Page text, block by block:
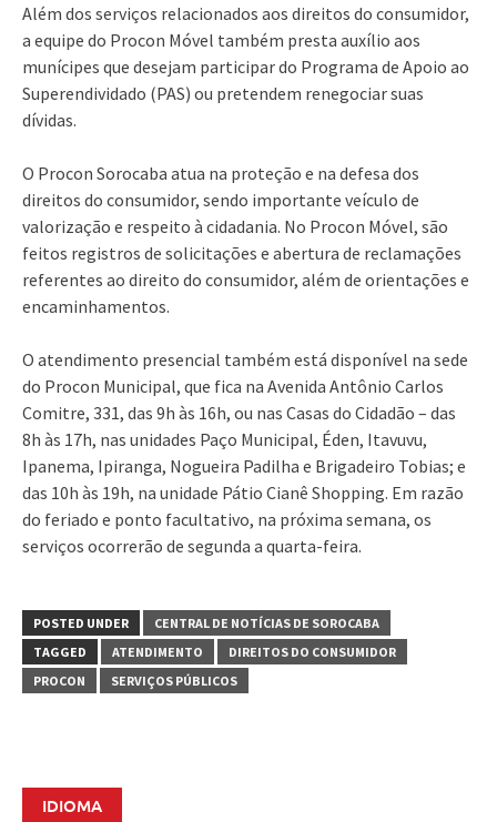
Além dos serviços relacionados aos direitos do consumidor,
a equipe do Procon Móvel também presta auxílio aos
munícipes que desejam participar do Programa de Apoio ao
Superendividado (PAS) ou pretendem renegociar suas
dívidas.
O Procon Sorocaba atua na proteção e na defesa dos
direitos do consumidor, sendo importante veículo de
valorização e respeito à cidadania. No Procon Móvel, são
feitos registros de solicitações e abertura de reclamações
referentes ao direito do consumidor, além de orientações e
encaminhamentos.
O atendimento presencial também está disponível na sede
do Procon Municipal, que fica na Avenida Antônio Carlos
Comitre, 331, das 9h às 16h, ou nas Casas do Cidadão – das
8h às 17h, nas unidades Paço Municipal, Éden, Itavuvu,
Ipanema, Ipiranga, Nogueira Padilha e Brigadeiro Tobias; e
das 10h às 19h, na unidade Pátio Cianê Shopping. Em razão
do feriado e ponto facultativo, na próxima semana, os
serviços ocorrerão de segunda a quarta-feira.
POSTED UNDER
CENTRAL DE NOTÍCIAS DE SOROCABA
TAGGED
ATENDIMENTO
DIREITOS DO CONSUMIDOR
PROCON
SERVIÇOS PÚBLICOS
IDIOMA